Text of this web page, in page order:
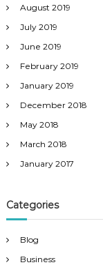
August 2019
July 2019
June 2019
February 2019
January 2019
December 2018
May 2018
March 2018
January 2017
Categories
Blog
Business